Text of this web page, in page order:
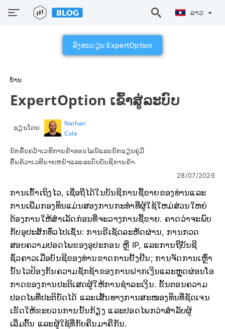
ລາວ
ລົງທະບຽນ ExpertOption
ບ້ານ
ExpertOption ເຂົ້າສູ່ລະບົບ
ຂຽນໂດຍ
Nathan
Cole
ນັກຄົ້ນຄວ້າເວທີການຄ້າອອນໄລນ໌ແລະນັກຂຽນຄູ່ມື
ຄົ້ນຄ້ວາເວທີນາຍຫນ້າແລະລະບົບບັນຊີການຄ້າ.
28/07/2026
ການເຂົ້າເຖິງໄວ, ເຊື່ອຖືໄດ້ໃນບັນຊີການຊື້ຂາຍຂອງທ່ານແລະ
ການເພີ່ມກອງທຶນແມ່ນສອງການກະທໍາທີ່ຜູ້ໃຊ້ໃຫມ່ສ່ວນໃຫຍ່
ຕ້ອງການໃຫ້ສໍາເລັດກ່ອນທີ່ຈະວາງການຊື້ຂາຍ. ຄາດວ່າຈະພົບ
ກັບອຸປະສັກທົ່ວໄປເຊັ່ນ: ການຣີເຊັດລະຫັດຜ່ານ, ການກວດ
ສອບຄວາມປອດໄພຂອງອຸປະກອນ ຫຼື IP, ແລະການຖືບັນຊີ
ຊົ່ວຄາວເມື່ອບັນຊີຂອງທ່ານຂາດການຢັ້ງຢືນ; ການ​ຈັດ​ການ​ເຫຼົ່າ​
ນັ້ນ​ໄວ​ປ້ອງ​ກັນ​ຄວາມ​ຊັກ​ຊ້າ​ຂອງ​ການ​ຝາກ​ເງິນ​ແລະ​ຫຼຸດ​ຜ່ອນ​ໂອ​
ກາດ​ຂອງ​ການ​ປະ​ຕິ​ເສດ​ຜູ້​ໃຫ້​ການ​ຊໍາ​ລະ​ເງິນ​. ຂັ້ນຕອນຄວາມ
ປອດໄພທີ່ປະຕິບັດໄດ້ ແລະເສັ້ນທາງການສະໜອງທຶນທີ່ຊັດເຈນ
ເຮັດໃຫ້ຂະບວນການນັ້ນກ້ຽງ ແລະປອດໄພກວ່າສຳລັບຜູ້
ເລີ່ມຕົ້ນ ແລະຜູ້ໃຊ້ທີ່ກັບຄືນມາຄືກັນ.